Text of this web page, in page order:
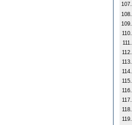
107.
108.
109.
110.
111.
112.
113.
114.
115.
116.
117.
118.
119.